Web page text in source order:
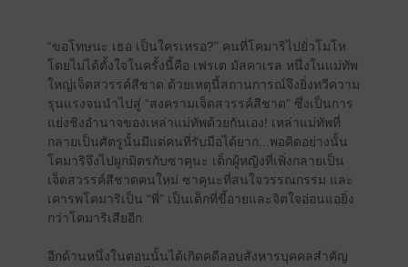
“ขอโทษนะ เธอ เป็นใครเหรอ?” คนที่โคมาริไปยั่วโมโห
โดยไม่ได้ตั้งใจในครั้งนี้คือ เฟรเต มัสคาเรล หนึ่งในแม่ทัพ
ใหญ่เจ็ดสวรรค์สีชาด ด้วยเหตุนี้สถานการณ์จึงยิ่งทวีความ
รุนแรงจนนำไปสู่ “สงครามเจ็ดสวรรค์สีชาด” ซึ่งเป็นการ
แย่งชิงอำนาจของเหล่าแม่ทัพด้วยกันเอง! เหล่าแม่ทัพที่
กลายเป็นศัตรูนั้นมีแต่คนที่รับมือได้ยาก...พอคิดอย่างนั้น
โคมาริจึงไปผูกมิตรกับซาคุนะ เด็กผู้หญิงที่เพิ่งกลายเป็น
เจ็ดสวรรค์สีชาดคนใหม่ ซาคุนะที่สนใจวรรณกรรม และ
เคารพโคมาริเป็น “พี่” เป็นเด็กที่ขี้อายและจิตใจอ่อนแอยิ่ง
กว่าโคมาริเสียอีก
อีกด้านหนึ่งในตอนนั้นได้เกิดคดีลอบสังหารบุคคลสำคัญ